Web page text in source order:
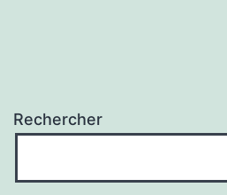
Rechercher